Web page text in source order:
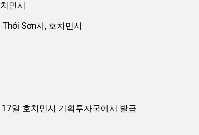
민시
Sơn사, 호치민시
일 호치민시 기획투자국에서 발급